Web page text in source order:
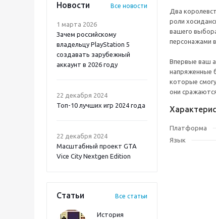
Новости Все новости
1 марта 2026
Зачем российскому
владельцу PlayStation 5
создавать зарубежный
аккаунт в 2026 году
22 декабря 2024
Топ-10 лучших игр 2024 года
22 декабря 2024
Масштабный проект GTA
Vice City Nextgen Edition
Статьи Все статьи
История
Два
роли
вашего
персонажами
Впервые ваш
напряженные
которые
они
Платформа
Язык